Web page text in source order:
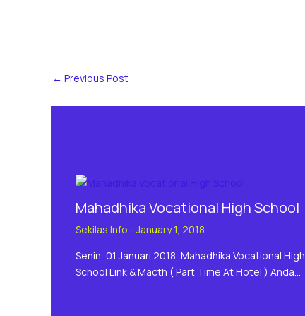
← Previous Post
Mahadhika Vocational High School
Sekilas Info -January 1, 2018
Senin, 01 Januari 2018, Mahadhika Vocational High
School Link & Macth ( Part Time At Hotel ) Anda…